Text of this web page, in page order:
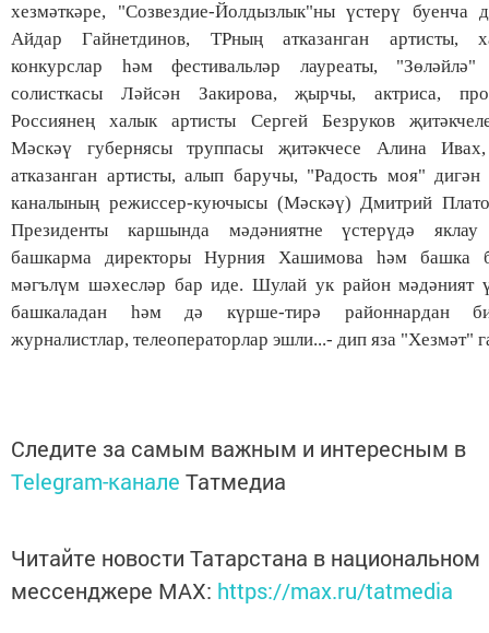
хезмәткәре, "Созвездие-Йолдызлык"ны үстерү буенча
Айдар Гайнетдинов, ТРның атказанган артисты,
конкурслар һәм фестивальләр лауреаты, "Зөләйлә"
солисткасы Ләйсән Закирова, җырчы, актриса,
Россиянең халык артисты Сергей Безруков
Мәскәү губернясы труппасы җитәкчесе Алина
атказанган артисты, алып баручы, "Радость моя" дигән
каналының режиссер-куючысы (Мәскәү) Дмитрий
Президенты каршында мәдәниятне үстерүдә
башкарма директоры Нурния Хашимова һәм башка
мәгълүм шәхесләр бар иде. Шулай ук район мәдәният
башкаладан һәм дә күрше-тирә районнардан
журналистлар, телеоператорлар эшли...- дип яза "Хезмәт"
Следите за самым важным и интересным в
Telegram-канале Татмедиа
Читайте новости Татарстана в национальном
мессенджере MАХ: https://max.ru/tatmedia